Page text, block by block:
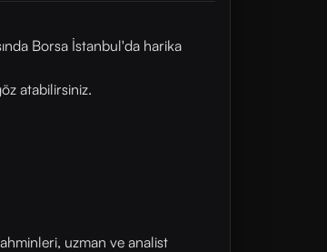
Borsa İstanbul'da harika
atabilirsiniz.
uzman ve analist